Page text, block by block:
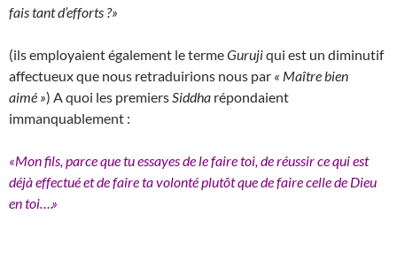
fais tant d’efforts ?»
(ils employaient également le termeGurujiqui est un diminutif
affectueux que nous retraduirions nous par « Maître bien
aimé ») A quoi les premiers Siddha répondaient
immanquablement :
«Mon fils, parce que tu essayes de le faire toi, de réussir ce qui est
déjà effectué et de faire ta volonté plutôt que de faire celle de Dieu
en toi….»